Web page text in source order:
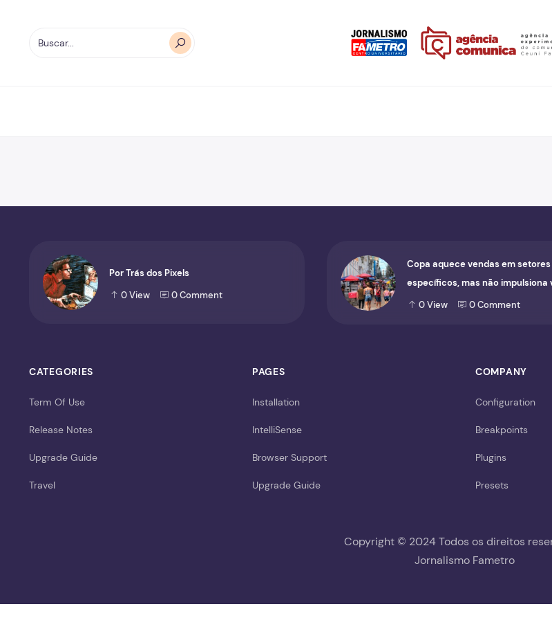
Por Trás dos Pixels
0View 0Comment
Copa aquece vendas em setores
específicos, mas não impulsiona
de forma geral
0View 0Comment
CATEGORIES
Term Of Use
Release Notes
Upgrade Guide
Travel
PAGES
Installation
IntelliSense
Browser Support
Upgrade Guide
COMPANY
Configuration
Breakpoints
Plugins
Presets
Copyright © 2024 Todos os direitos
Jornalismo Fametro